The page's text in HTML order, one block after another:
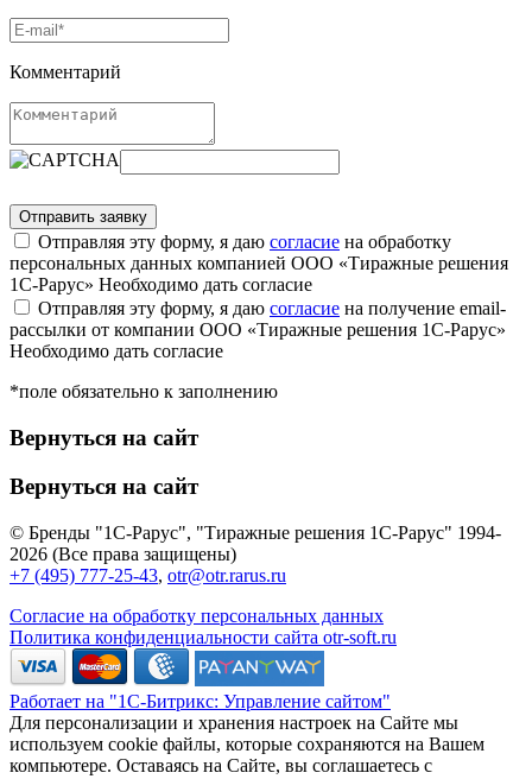
Комментарий
Отправляя эту форму, я даю согласие на обработку
персональных данных компанией ООО «Тиражные решения
1С-Рарус» Необходимо дать согласие
Отправляя эту форму, я даю согласие на получение email-
рассылки от компании ООО «Тиражные решения 1С-Рарус»
Необходимо дать согласие
*поле обязательно к заполнению
Вернуться на сайт
Вернуться на сайт
© Бренды "1С-Рарус", "Тиражные решения 1С-Рарус" 1994-
2026 (Все права защищены)
+7 (495) 777-25-43, otr@otr.rarus.ru
Согласие на обработку персональных данных
Политика конфиденциальности сайта otr-soft.ru
Работает на "1С-Битрикс: Управление сайтом"
Для персонализации и хранения настроек на Сайте мы
используем cookie файлы, которые сохраняются на Вашем
компьютере. Оставаясь на Сайте, вы соглашаетесь с